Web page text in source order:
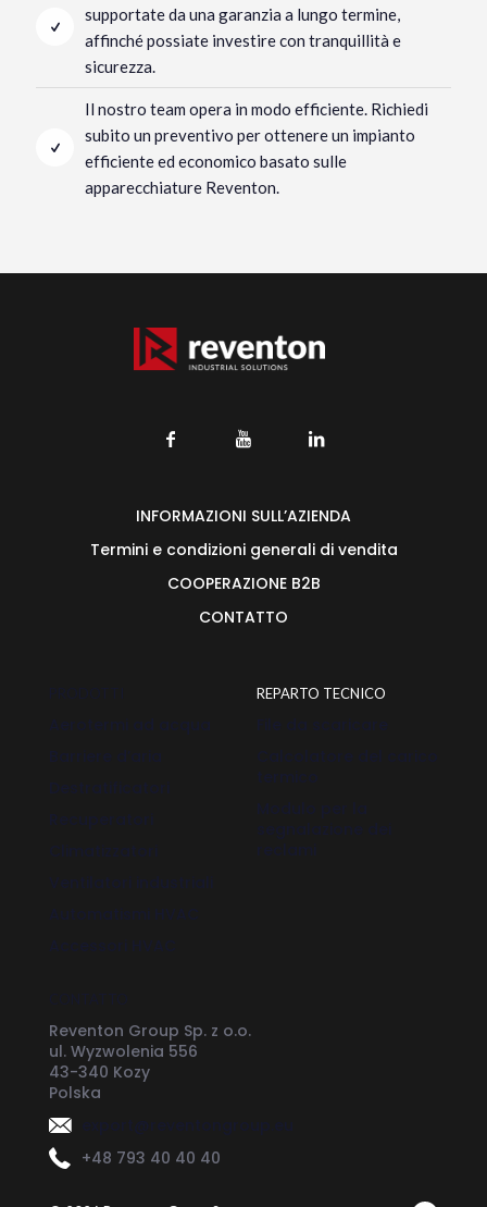
supportate da una garanzia a lungo termine,
affinché possiate investire con tranquillità e
sicurezza.
Il nostro team opera in modo efficiente. Richiedi
subito un preventivo per ottenere un impianto
efficiente ed economico basato sulle
apparecchiature Reventon.
INFORMAZIONI SULL’AZIENDA
Termini e condizioni generali di vendita
COOPERAZIONE B2B
CONTATTO
REPARTO TECNICO
Reventon Group Sp. z o.o.
ul. Wyzwolenia 556
43-340 Kozy
Polska
+48 793 40 40 40